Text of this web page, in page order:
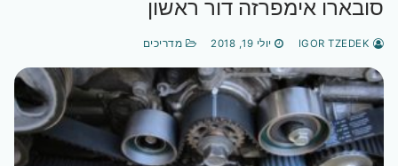
סובארו אימפרזה דור ראשון
יולי 19, 2018 מדריכים